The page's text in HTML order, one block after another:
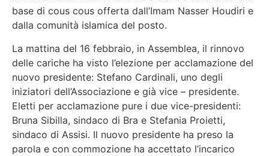
base di cous cous offerta dall’Imam Nasser Houdiri e
dalla comunità islamica del posto.
La mattina del 16 febbraio, in Assemblea, il rinnovo
delle cariche ha visto l’elezione per acclamazione del
nuovo presidente: Stefano Cardinali, uno degli
iniziatori dell’Associazione e già vice – presidente.
Eletti per acclamazione pure i due vice-presidenti:
Bruna Sibilla, sindaco di Bra e Stefania Proietti,
sindaco di Assisi. Il nuovo presidente ha preso la
parola e con commozione ha accettato l’incarico